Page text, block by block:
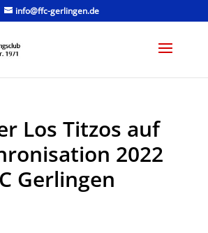
info@ffc-gerlingen.de
Los Titzos auf
2022
Gerlingen